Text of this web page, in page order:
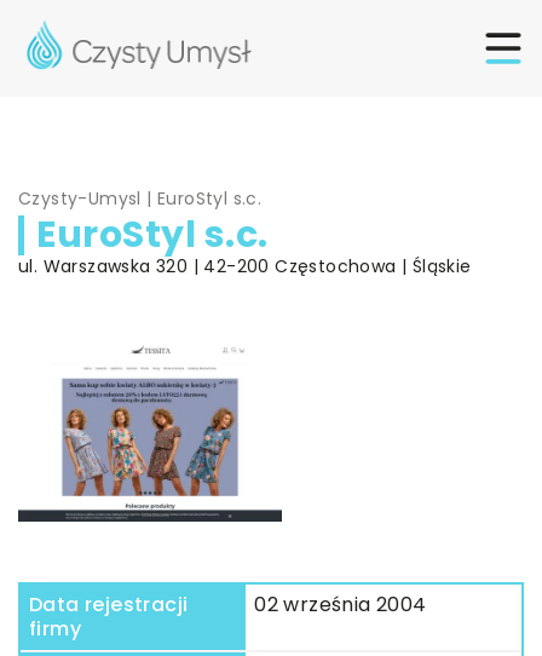
Czysty-Umysl |EuroStyl s.c.
EuroStyl s.c.
ul. Warszawska 320 | 42-200 Częstochowa | Śląskie
Data rejestracji
firmy
02 września 2004